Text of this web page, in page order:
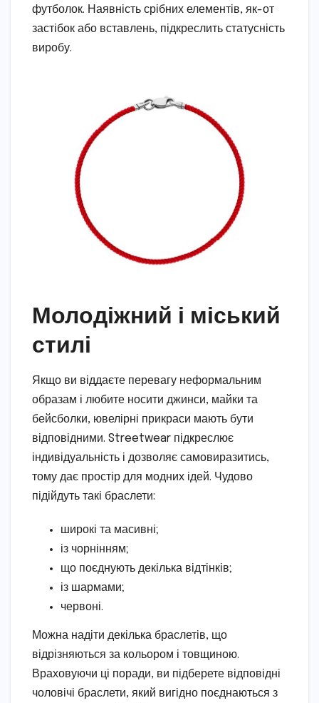
футболок. Наявність срібних елементів, як-от
застібок або вставлень, підкреслить статусність
виробу.
Молодіжний і міський
стилі
Якщо ви віддаєте перевагу неформальним
образам і любите носити джинси, майки та
бейсболки, ювелірні прикраси мають бути
відповідними. Streetwear підкреслює
індивідуальність і дозволяє самовиразитись,
тому дає простір для модних ідей. Чудово
підійдуть такі браслети:
широкі та масивні;
із чорнінням;
що поєднують декілька відтінків;
із шармами;
червоні.
Можна надіти декілька браслетів, що
відрізняються за кольором і товщиною.
Враховуючи ці поради, ви підберете відповідні
чоловічі браслети, який вигідно поєднаються з